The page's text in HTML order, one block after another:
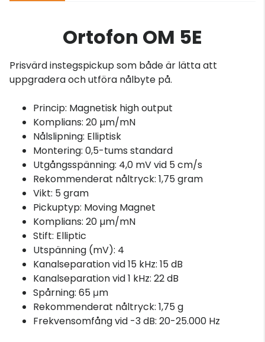
Ortofon OM 5E
Prisvärd instegspickup som både är lätta att
uppgradera och utföra nålbyte på.
Princip: Magnetisk high output
Komplians: 20 µm/mN
Nålslipning: Elliptisk
Montering: 0,5-tums standard
Utgångsspänning: 4,0 mV vid 5 cm/s
Rekommenderat nåltryck: 1,75 gram
Vikt: 5 gram
Pickuptyp: Moving Magnet
Komplians: 20 µm/mN
Stift: Elliptic
Utspänning (mV): 4
Kanalseparation vid 15 kHz: 15 dB
Kanalseparation vid 1 kHz: 22 dB
Spårning: 65 μm
Rekommenderat nåltryck: 1,75 g
Frekvensomfång vid -3 dB: 20-25.000 Hz